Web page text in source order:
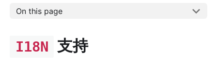
On this page
I18N 支持